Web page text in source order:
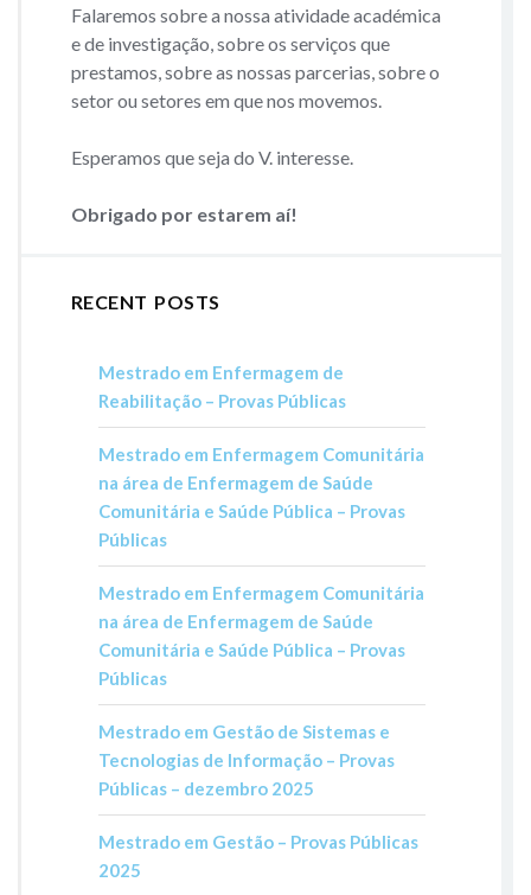
Falaremos sobre a nossa atividade académica
e de investigação, sobre os serviços que
prestamos, sobre as nossas parcerias, sobre o
setor ou setores em que nos movemos.
Esperamos que seja do V. interesse.
Obrigado por estarem aí!
RECENT POSTS
Mestrado em Enfermagem de
Reabilitação – Provas Públicas
Mestrado em Enfermagem Comunitária
na área de Enfermagem de Saúde
Comunitária e Saúde Pública – Provas
Públicas
Mestrado em Enfermagem Comunitária
na área de Enfermagem de Saúde
Comunitária e Saúde Pública – Provas
Públicas
Mestrado em Gestão de Sistemas e
Tecnologias de Informação – Provas
Públicas – dezembro 2025
Mestrado em Gestão – Provas Públicas
2025